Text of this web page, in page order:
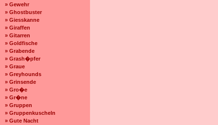
» Gewehr
» Ghostbuster
» Giesskanne
» Giraffen
» Gitarren
» Goldfische
» Grabende
» Grash�pfer
» Graue
» Greyhounds
» Grinsende
» Gro�e
» Gr�ne
» Gruppen
» Gruppenkuscheln
» Gute Nacht